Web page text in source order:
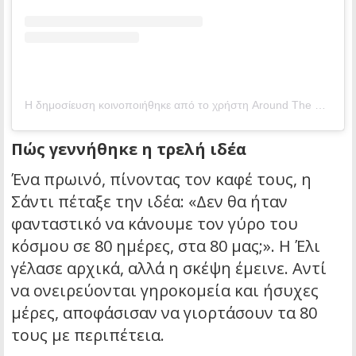
Πώς γεννήθηκε η τρελή ιδέα
Ένα πρωινό, πίνοντας τον καφέ τους, η
Σάντι πέταξε την ιδέα: «Δεν θα ήταν
φανταστικό να κάνουμε τον γύρο του
κόσμου σε 80 ημέρες, στα 80 μας;». Η Έλι
γέλασε αρχικά, αλλά η σκέψη έμεινε. Αντί
να ονειρεύονται γηροκομεία και ήσυχες
μέρες, αποφάσισαν να γιορτάσουν τα 80
τους με περιπέτεια.